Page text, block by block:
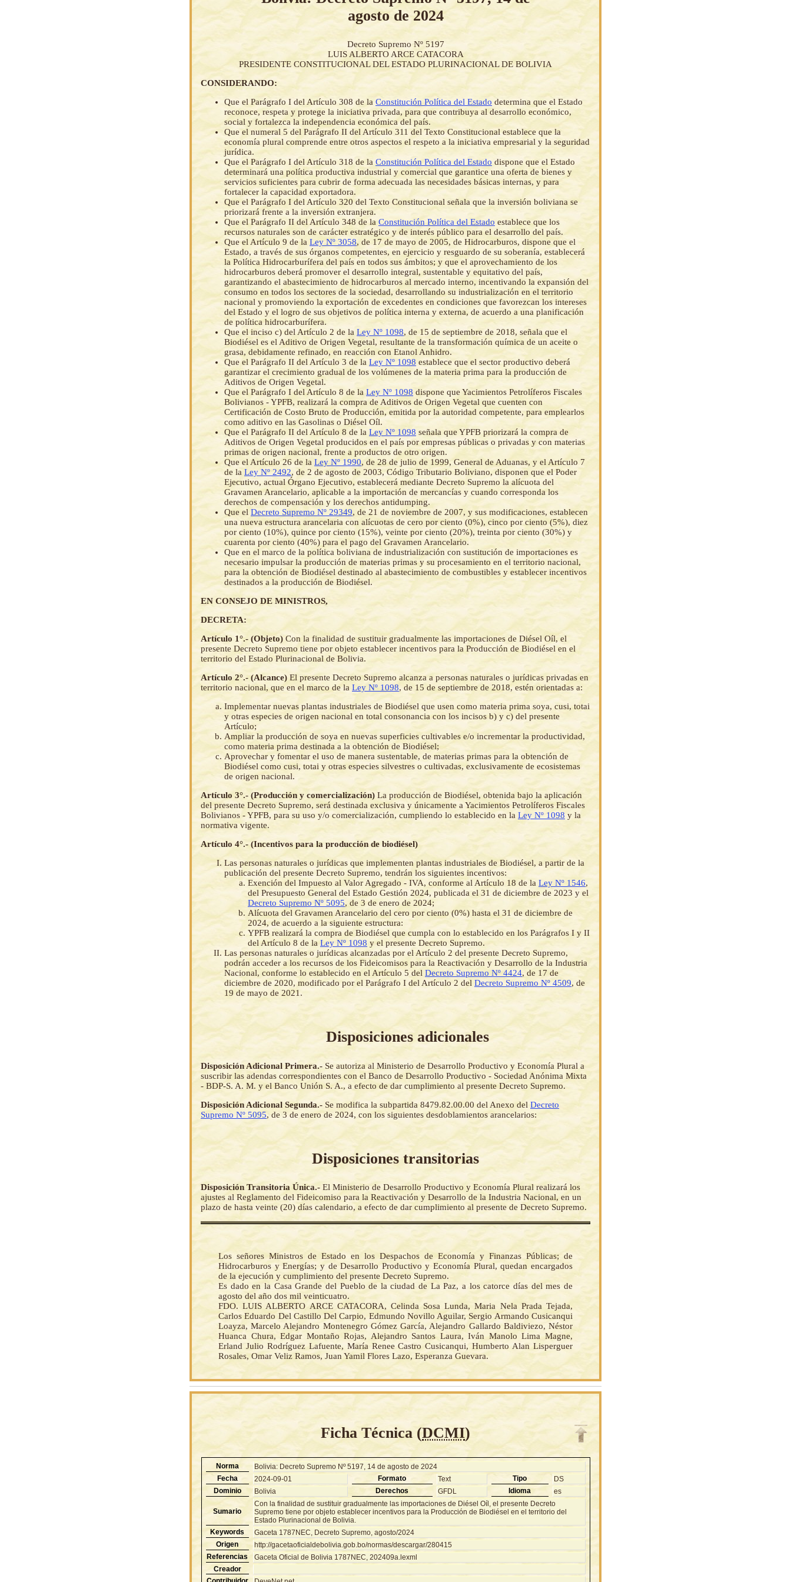
agosto de 2024
Decreto Supremo Nº 5197
LUIS ALBERTO ARCE CATACORA
PRESIDENTE CONSTITUCIONAL DEL ESTADO PLURINACIONAL DE BOLIVIA
CONSIDERANDO:
Que el Parágrafo I del Artículo 308 de la Constitución Política del Estado determina que el Estado
reconoce, respeta y protege la iniciativa privada, para que contribuya al desarrollo económico,
social y fortalezca la independencia económica del país.
Que el numeral 5 del Parágrafo II del Artículo 311 del Texto Constitucional establece que la
economía plural comprende entre otros aspectos el respeto a la iniciativa empresarial y la seguridad
jurídica.
Que el Parágrafo I del Artículo 318 de la Constitución Política del Estado dispone que el Estado
determinará una política productiva industrial y comercial que garantice una oferta de bienes y
servicios suficientes para cubrir de forma adecuada las necesidades básicas internas, y para
fortalecer la capacidad exportadora.
Que el Parágrafo I del Artículo 320 del Texto Constitucional señala que la inversión boliviana se
priorizará frente a la inversión extranjera.
Que el Parágrafo II del Artículo 348 de la Constitución Política del Estado establece que los
recursos naturales son de carácter estratégico y de interés público para el desarrollo del país.
Que el Artículo 9 de la Ley Nº 3058, de 17 de mayo de 2005, de Hidrocarburos, dispone que el
Estado, a través de sus órganos competentes, en ejercicio y resguardo de su soberanía, establecerá
la Política Hidrocarburífera del país en todos sus ámbitos; y que el aprovechamiento de los
hidrocarburos deberá promover el desarrollo integral, sustentable y equitativo del país,
garantizando el abastecimiento de hidrocarburos al mercado interno, incentivando la expansión del
consumo en todos los sectores de la sociedad, desarrollando su industrialización en el territorio
nacional y promoviendo la exportación de excedentes en condiciones que favorezcan los intereses
del Estado y el logro de sus objetivos de política interna y externa, de acuerdo a una planificación
de política hidrocarburífera.
Que el inciso c) del Artículo 2 de la Ley Nº 1098, de 15 de septiembre de 2018, señala que el
Biodiésel es el Aditivo de Origen Vegetal, resultante de la transformación química de un aceite o
grasa, debidamente refinado, en reacción con Etanol Anhidro.
Que el Parágrafo II del Artículo 3 de la Ley Nº 1098 establece que el sector productivo deberá
garantizar el crecimiento gradual de los volúmenes de la materia prima para la producción de
Aditivos de Origen Vegetal.
Que el Parágrafo I del Artículo 8 de la Ley Nº 1098 dispone que Yacimientos Petrolíferos Fiscales
Bolivianos - YPFB, realizará la compra de Aditivos de Origen Vegetal que cuenten con
Certificación de Costo Bruto de Producción, emitida por la autoridad competente, para emplearlos
como aditivo en las Gasolinas o Diésel Oíl.
Que el Parágrafo II del Artículo 8 de la Ley Nº 1098 señala que YPFB priorizará la compra de
Aditivos de Origen Vegetal producidos en el país por empresas públicas o privadas y con materias
primas de origen nacional, frente a productos de otro origen.
Que el Artículo 26 de la Ley Nº 1990, de 28 de julio de 1999, General de Aduanas, y el Artículo 7
de la Ley Nº 2492, de 2 de agosto de 2003, Código Tributario Boliviano, disponen que el Poder
Ejecutivo, actual Órgano Ejecutivo, establecerá mediante Decreto Supremo la alícuota del
Gravamen Arancelario, aplicable a la importación de mercancías y cuando corresponda los
derechos de compensación y los derechos antidumping.
Que el Decreto Supremo Nº 29349, de 21 de noviembre de 2007, y sus modificaciones, establecen
una nueva estructura arancelaria con alícuotas de cero por ciento (0%), cinco por ciento (5%), diez
por ciento (10%), quince por ciento (15%), veinte por ciento (20%), treinta por ciento (30%) y
cuarenta por ciento (40%) para el pago del Gravamen Arancelario.
Que en el marco de la política boliviana de industrialización con sustitución de importaciones es
necesario impulsar la producción de materias primas y su procesamiento en el territorio nacional,
para la obtención de Biodiésel destinado al abastecimiento de combustibles y establecer incentivos
destinados a la producción de Biodiésel.
EN CONSEJO DE MINISTROS,
DECRETA:
Artículo 1°.- (Objeto) Con la finalidad de sustituir gradualmente las importaciones de Diésel Oíl, el
presente Decreto Supremo tiene por objeto establecer incentivos para la Producción de Biodiésel en el
territorio del Estado Plurinacional de Bolivia.
Artículo 2°.- (Alcance) El presente Decreto Supremo alcanza a personas naturales o jurídicas privadas en
territorio nacional, que en el marco de la Ley Nº 1098, de 15 de septiembre de 2018, estén orientadas a:
Implementar nuevas plantas industriales de Biodiésel que usen como materia prima soya, cusi, totai
y otras especies de origen nacional en total consonancia con los incisos b) y c) del presente
Artículo;
Ampliar la producción de soya en nuevas superficies cultivables e/o incrementar la productividad,
como materia prima destinada a la obtención de Biodiésel;
Aprovechar y fomentar el uso de manera sustentable, de materias primas para la obtención de
Biodiésel como cusi, totai y otras especies silvestres o cultivadas, exclusivamente de ecosistemas
de origen nacional.
Artículo 3°.- (Producción y comercialización) La producción de Biodiésel, obtenida bajo la aplicación
del presente Decreto Supremo, será destinada exclusiva y únicamente a Yacimientos Petrolíferos Fiscales
Bolivianos - YPFB, para su uso y/o comercialización, cumpliendo lo establecido en la Ley Nº 1098 y la
normativa vigente.
Artículo 4°.- (Incentivos para la producción de biodiésel)
Las personas naturales o jurídicas que implementen plantas industriales de Biodiésel, a partir de la
publicación del presente Decreto Supremo, tendrán los siguientes incentivos:
Exención del Impuesto al Valor Agregado - IVA, conforme al Artículo 18 de la Ley Nº 1546,
del Presupuesto General del Estado Gestión 2024, publicada el 31 de diciembre de 2023 y el
Decreto Supremo Nº 5095, de 3 de enero de 2024;
Alícuota del Gravamen Arancelario del cero por ciento (0%) hasta el 31 de diciembre de
2024, de acuerdo a la siguiente estructura:
YPFB realizará la compra de Biodiésel que cumpla con lo establecido en los Parágrafos I y II
del Artículo 8 de la Ley Nº 1098 y el presente Decreto Supremo.
Las personas naturales o jurídicas alcanzadas por el Artículo 2 del presente Decreto Supremo,
podrán acceder a los recursos de los Fideicomisos para la Reactivación y Desarrollo de la Industria
Nacional, conforme lo establecido en el Artículo 5 del Decreto Supremo Nº 4424, de 17 de
diciembre de 2020, modificado por el Parágrafo I del Artículo 2 del Decreto Supremo Nº 4509, de
19 de mayo de 2021.
Disposiciones adicionales
Disposición Adicional Primera.- Se autoriza al Ministerio de Desarrollo Productivo y Economía Plural a
suscribir las adendas correspondientes con el Banco de Desarrollo Productivo - Sociedad Anónima Mixta
- BDP-S. A. M. y el Banco Unión S. A., a efecto de dar cumplimiento al presente Decreto Supremo.
Disposición Adicional Segunda.- Se modifica la subpartida 8479.82.00.00 del Anexo del Decreto
Supremo Nº 5095, de 3 de enero de 2024, con los siguientes desdoblamientos arancelarios:
Disposiciones transitorias
Disposición Transitoria Única.- El Ministerio de Desarrollo Productivo y Economía Plural realizará los
ajustes al Reglamento del Fideicomiso para la Reactivación y Desarrollo de la Industria Nacional, en un
plazo de hasta veinte (20) días calendario, a efecto de dar cumplimiento al presente de Decreto Supremo.
Los señores Ministros de Estado en los Despachos de Economía y Finanzas Públicas; de
Hidrocarburos y Energías; y de Desarrollo Productivo y Economía Plural, quedan encargados
de la ejecución y cumplimiento del presente Decreto Supremo.
Es dado en la Casa Grande del Pueblo de la ciudad de La Paz, a los catorce días del mes de
agosto del año dos mil veinticuatro.
FDO. LUIS ALBERTO ARCE CATACORA, Celinda Sosa Lunda, Maria Nela Prada Tejada,
Carlos Eduardo Del Castillo Del Carpio, Edmundo Novillo Aguilar, Sergio Armando Cusicanqui
Loayza, Marcelo Alejandro Montenegro Gómez García, Alejandro Gallardo Baldiviezo, Néstor
Huanca Chura, Edgar Montaño Rojas, Alejandro Santos Laura, Iván Manolo Lima Magne,
Erland Julio Rodríguez Lafuente, María Renee Castro Cusicanqui, Humberto Alan Lisperguer
Rosales, Omar Veliz Ramos, Juan Yamil Flores Lazo, Esperanza Guevara.
Ficha Técnica (DCMI)
Norma
Bolivia: Decreto Supremo Nº 5197, 14 de agosto de 2024
Fecha
2024-09-01 Formato Text Tipo
DS
Dominio
Bolivia Derechos GFDL Idioma es
Sumario
Con la finalidad de sustituir gradualmente las importaciones de Diésel Oíl, el presente Decreto
Supremo tiene por objeto establecer incentivos para la Producción de Biodiésel en el territorio del
Estado Plurinacional de Bolivia.
Keywords
Gaceta 1787NEC, Decreto Supremo, agosto/2024
Origen
http://gacetaoficialdebolivia.gob.bo/normas/descargar/280415
Referencias
Gaceta Oficial de Bolivia 1787NEC, 202409a.lexml
Creador